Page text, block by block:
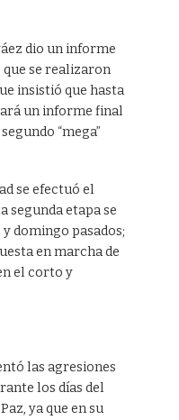
dio un informe
se realizaron
insistió que hasta
un informe final
“mega”
se efectuó el
segunda etapa se
domingo pasados;
en marcha de
el corto y
las agresiones
los días del
ya que en su